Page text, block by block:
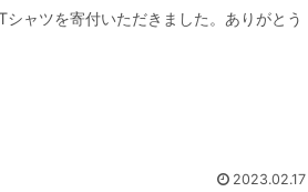
シャツを寄付いただきました。ありがとう
2023.02.17